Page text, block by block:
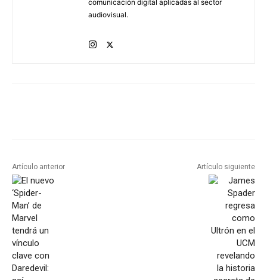
comunicación digital aplicadas al sector
audiovisual.
Artículo anterior Artículo siguiente